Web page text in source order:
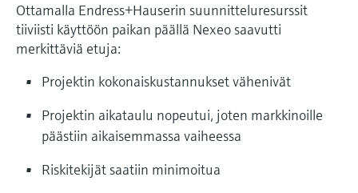
Ottamalla Endress+Hauserin suunnitteluresurssit
tiiviisti käyttöön paikan päällä Nexeo saavutti
merkittäviä etuja:
Projektin kokonaiskustannukset vähenivät
Projektin aikataulu nopeutui, joten markkinoille
päästiin aikaisemmassa vaiheessa
Riskitekijät saatiin minimoitua